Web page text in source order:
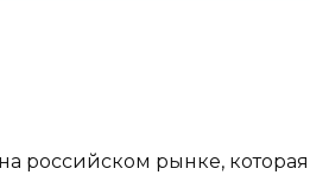
российском рынке, которая